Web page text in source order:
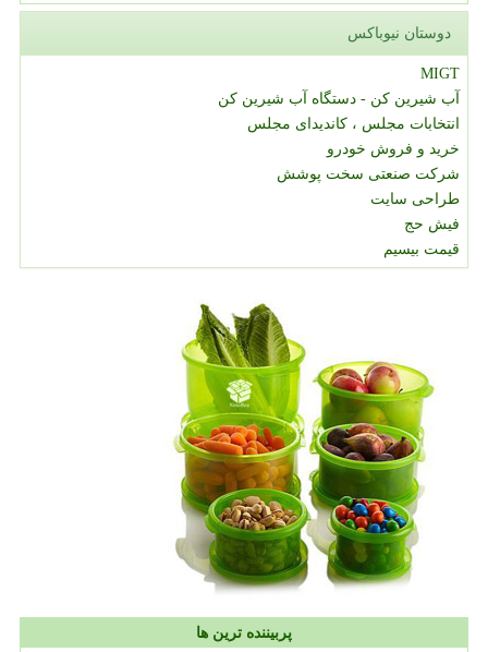
دوستان نیوباکس
MIGT
آب شیرین کن - دستگاه آب شیرین کن
انتخابات مجلس ، کاندیدای مجلس
خرید و فروش خودرو
شرکت صنعتی سخت پوشش
طراحی سایت
فیش حج
قیمت بیسیم
پربیننده ترین ها